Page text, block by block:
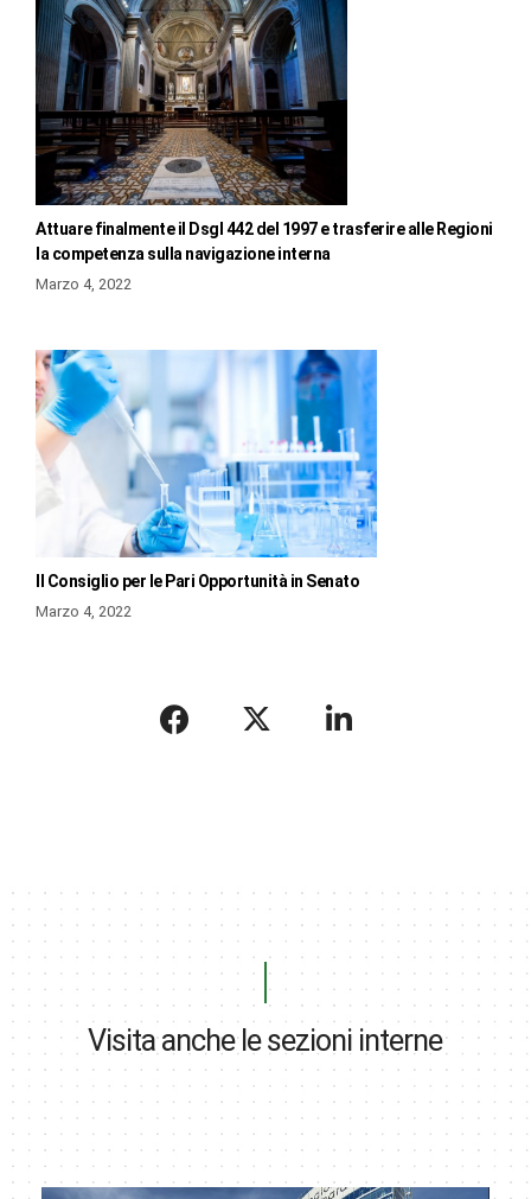
Attuare finalmente il Dsgl 442 del 1997 e trasferire alle Regioni
la competenza sulla navigazione interna
Marzo 4, 2022
Il Consiglio per le Pari Opportunità in Senato
Marzo 4, 2022
Visita anche le sezioni interne